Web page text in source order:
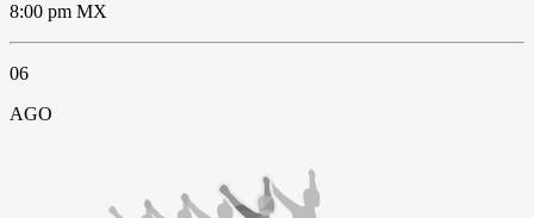
8:00 pm MX
06
AGO